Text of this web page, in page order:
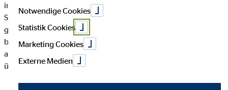
internetbasierte Datenübertragungen grundsätzlich
Sicherheitslücken aufweisen, sodass ein absoluter Schutz nicht
gewährleistet werden kann. Aus diesem Grund steht es jeder
betroffenen Person frei, personenbezogene Daten auch auf
alternativen Wegen, beispielsweise telefonisch, an uns zu
übermitteln.
Notwendige Cookies
Statistik Cookies
Marketing Cookies
Externe Medien